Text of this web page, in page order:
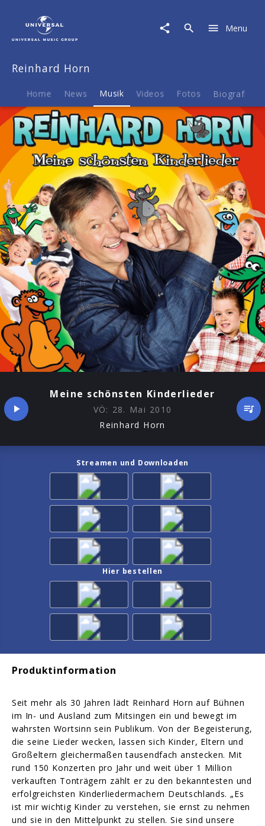
Musik
Meine
Kinderlieder
Menu
Reinhard Horn
Home News Musik Videos Fotos Biografie
Meine schönsten Kinderlieder
VÖ: 28. Mai 2010
Reinhard Horn
Streamen und Downloaden
Hier bestellen
Produktinformation
Seit mehr als 30 Jahren lädt Reinhard Horn auf Bühnen
im In- und Ausland zum Mitsingen ein und bewegt im
wahrsten Wortsinn sein Publikum. Von der Begeisterung,
die seine Lieder wecken, lassen sich Kinder, Eltern und
Großeltern gleichermaßen tausendfach anstecken. Mit
rund 150 Konzerten pro Jahr und weit über 1 Million
verkauften Tonträgern zählt er zu den bekanntesten und
erfolgreichsten Kinderliedermachern Deutschlands. „Es
ist mir wichtig Kinder zu verstehen, sie ernst zu nehmen
und sie in den Mittelpunkt zu stellen. Sie sind unsere